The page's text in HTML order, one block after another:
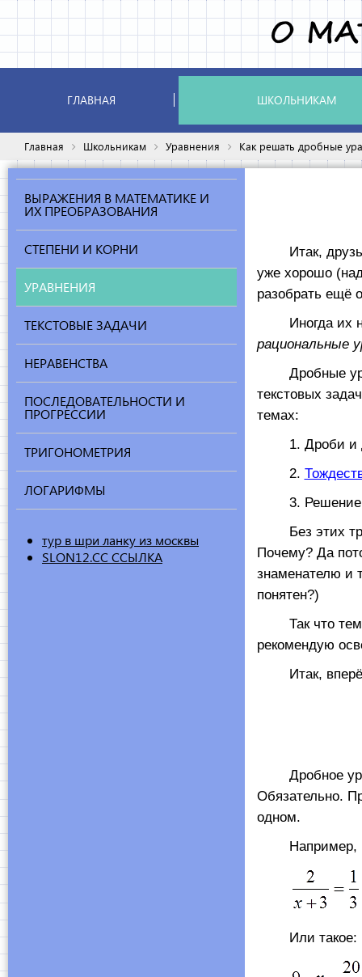
ГЛАВНАЯ ШКОЛЬНИКАМ
Главная Школьникам Уравнения Как решать дробные
ВЫРАЖЕНИЯ В МАТЕМАТИКЕ И
ИХ ПРЕОБРАЗОВАНИЯ
СТЕПЕНИ И КОРНИ
УРАВНЕНИЯ
ТЕКСТОВЫЕ ЗАДАЧИ
НЕРАВЕНСТВА
ПОСЛЕДОВАТЕЛЬНОСТИ И
ПРОГРЕССИИ
ТРИГОНОМЕТРИЯ
ЛОГАРИФМЫ
тур в шри ланку из москвы
SLON12.CC ССЫЛКА
Итак, друзья,
уже хорошо
разобрать ещё
Иногда их
рациональные
Дробные
текстовых
темах:
1. Дроби и
2.
3.
Без этих
Почему? Да
знаменателю и
понятен?)
Так что тем,
рекомендую
Итак,
Дробное
Обязательно.
одном.
Например,
Или такое: